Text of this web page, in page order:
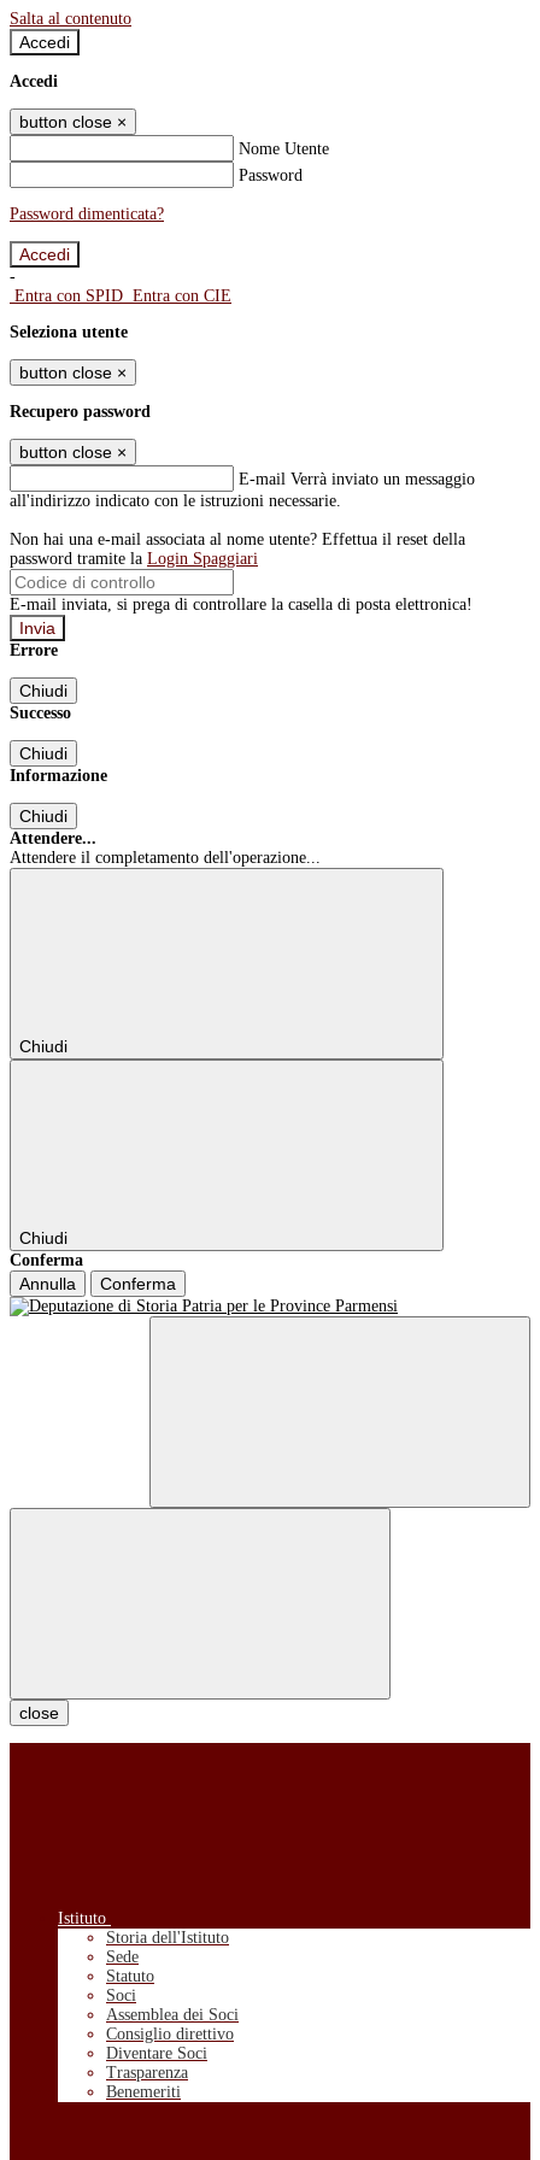
Salta al contenuto
Accedi
Accedi
button close ×
Nome Utente
Password
Password dimenticata?
-
Entra con SPID Entra con CIE
Seleziona utente
button close ×
Recupero password
button close ×
E-mail Verrà inviato un messaggio
all'indirizzo indicato con le istruzioni necessarie.
Non hai una e-mail associata al nome utente? Effettua il reset della
password tramite la Login Spaggiari
E-mail inviata, si prega di controllare la casella di posta elettronica!
Errore
Chiudi
Successo
Chiudi
Informazione
Chiudi
Attendere...
Attendere il completamento dell'operazione...
Chiudi
Chiudi
Conferma
Annulla Conferma
close
Istituto
Storia dell'Istituto
Sede
Statuto
Soci
Assemblea dei Soci
Consiglio direttivo
Diventare Soci
Trasparenza
Benemeriti